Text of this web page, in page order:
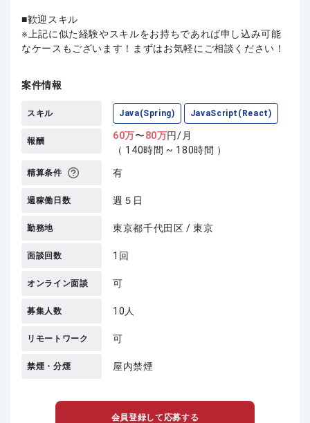
歓迎スキル
上記に似た経験やスキルをお持ちであれば申し込み可能
なケースもございます！まずはお気軽にご相談ください！
案件情報
スキル Java(Spring) JavaScript(React)
報酬 60万〜80万円/月
（ 140時間 ~ 180時間 ）
精算条件 有
週稼働日数 週５日
勤務地 東京都千代田区 / 東京
面談回数 1回
オンライン面談 可
募集人数 10人
リモートワーク 可
禁煙・分煙 屋内禁煙
会員登録して応募する